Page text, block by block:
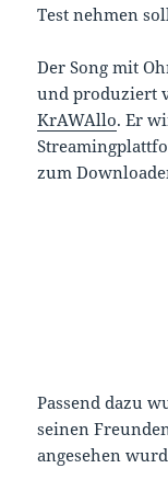
Test nehmen
Der Song mit
und produziert
KrAWAllo. Er
zum
Passend dazu
seinen
angesehen